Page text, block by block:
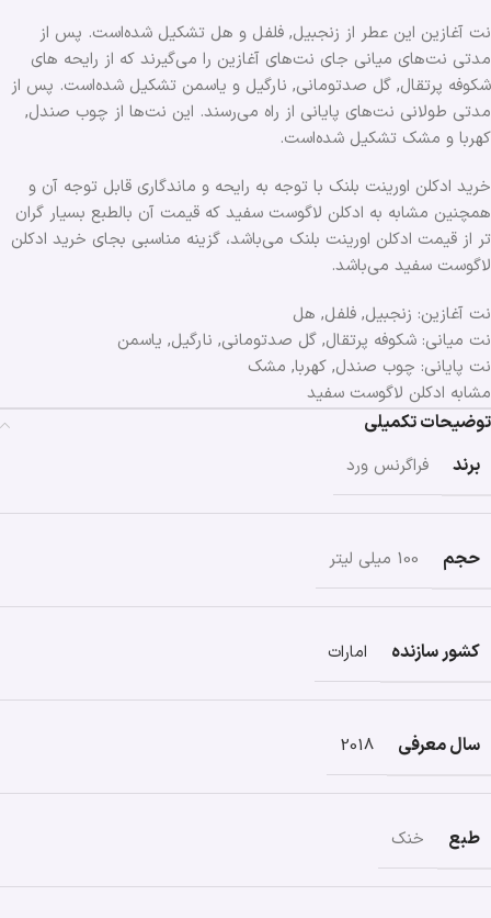
نت آغازین این عطر از زنجبیل, فلفل و هل تشکیل شده‌است. پس از
مدتی نت‌های میانی جای نت‌های آغازین را می‌گیرند که از رایحه های
شکوفه پرتقال, گل صدتومانی, نارگیل و یاسمن تشکیل شده‌است. پس از
مدتی طولانی نت‌های پایانی از راه می‌رسند. این نت‌ها از چوب صندل,
کهربا و مشک تشکیل شده‌است.
خرید ادکلن اورینت بلنک با توجه به رایحه و ماندگاری قابل توجه آن و
همچنین مشابه به ادکلن لاگوست سفید که قیمت آن بالطبع بسیار گران
تر از قیمت ادکلن اورینت بلنک می‌باشد، گزینه مناسبی بجای خرید ادکلن
لاگوست سفید می‌باشد.
نت آغازین: زنجبیل, فلفل, هل
نت میانی: شکوفه پرتقال, گل صدتومانی, نارگیل, یاسمن
نت پایانی: چوب صندل, کهربا, مشک
مشابه ادكلن لاگوست سفيد
توضیحات تکمیلی
برند
فراگرنس ورد
حجم 100 میلی لیتر
کشور سازنده امارات
سال معرفی 2018
طبع خنک